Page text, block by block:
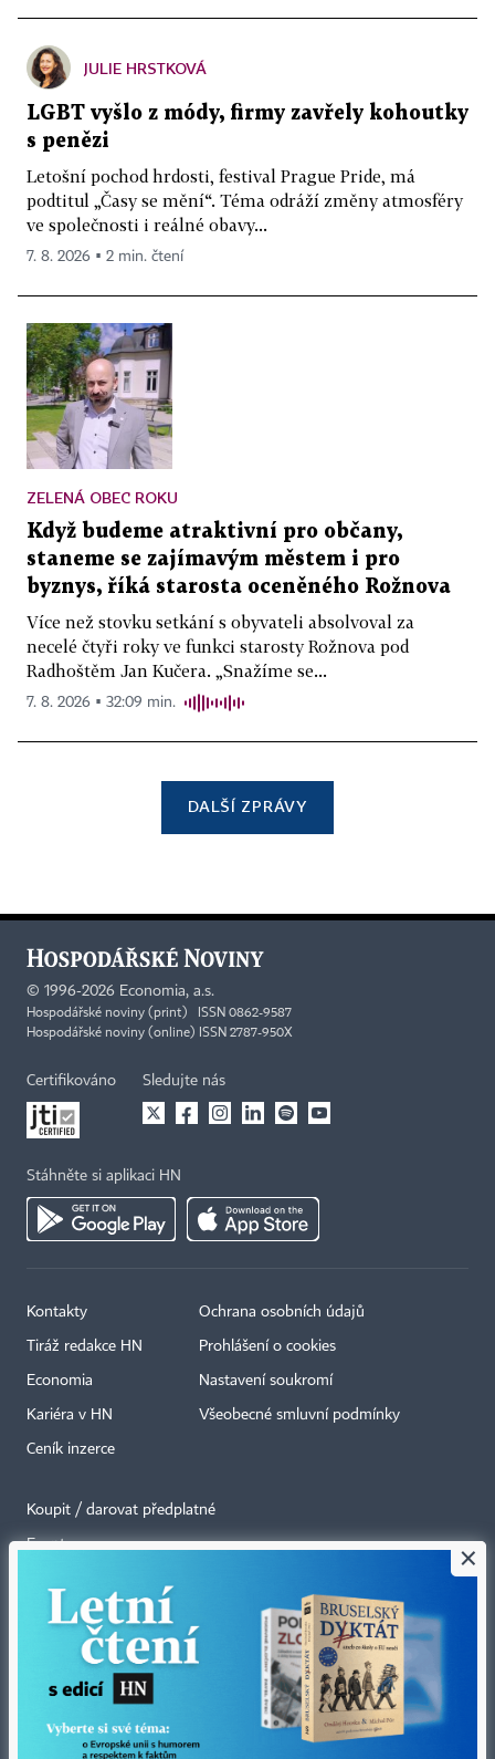
JULIE HRSTKOVÁ
LGBT vyšlo z módy, firmy zavřely kohoutky
s penězi
Letošní pochod hrdosti, festival Prague Pride, má
podtitul „Časy se mění“. Téma odráží změny atmosféry
ve společnosti i reálné obavy...
7. 8. 2026 ▪ 2 min. čtení
ZELENÁ OBEC ROKU
Když budeme atraktivní pro občany,
staneme se zajímavým městem i pro
byznys, říká starosta oceněného Rožnova
Více než stovku setkání s obyvateli absolvoval za
necelé čtyři roky ve funkci starosty Rožnova pod
Radhoštěm Jan Kučera. „Snažíme se...
7. 8. 2026 ▪ 32:09 min.
DALŠÍ ZPRÁVY
© 1996-2026 Economia, a.s.
Hospodářské noviny (print) ISSN 0862-9587
Hospodářské noviny (online) ISSN 2787-950X
Certifikováno Sledujte nás
Stáhněte si aplikaci HN
Kontakty
Tiráž redakce HN
Economia
Kariéra v HN
Ceník inzerce
Ochrana osobních údajů
Prohlášení o cookies
Nastavení soukromí
Všeobecné smluvní podmínky
Koupit / darovat předplatné
Eventy
RSS kanály
Autorská práva vykonává vydavatel. Bez písemného svolení vydavatele je
zakázáno jakékoli užití částí nebo celku díla, zejména rozmnožování a šíření
jakýmkoli způsobem, mechanickým nebo elektronickým, v českém nebo
jiném jazyce. Bez souhlasu vydavatele je zakázáno též rozmnožování
×